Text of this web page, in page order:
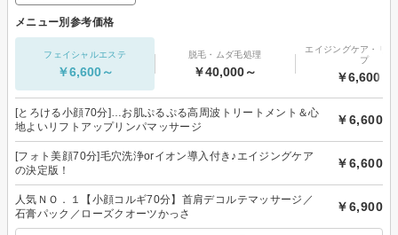
メニュー別参考価格
フェイシャルエステ
￥6,600～
脱毛・ムダ毛処理
￥40,000～
エイジングケア・リ
プ
￥6,600～
[とろける小顔70分]…お肌ぷるぷる高周波トリートメント＆心
地よいリフトアップリンパマッサージ
￥6,600
[フォト美顔70分]毛穴洗浄orイオン導入付き♪エイジングケア
の決定版！
￥6,600
人気ＮＯ．１【小顔コルギ70分】首肩デコルテマッサージ／
石膏パック／ローズクオーツかっさ
￥6,900